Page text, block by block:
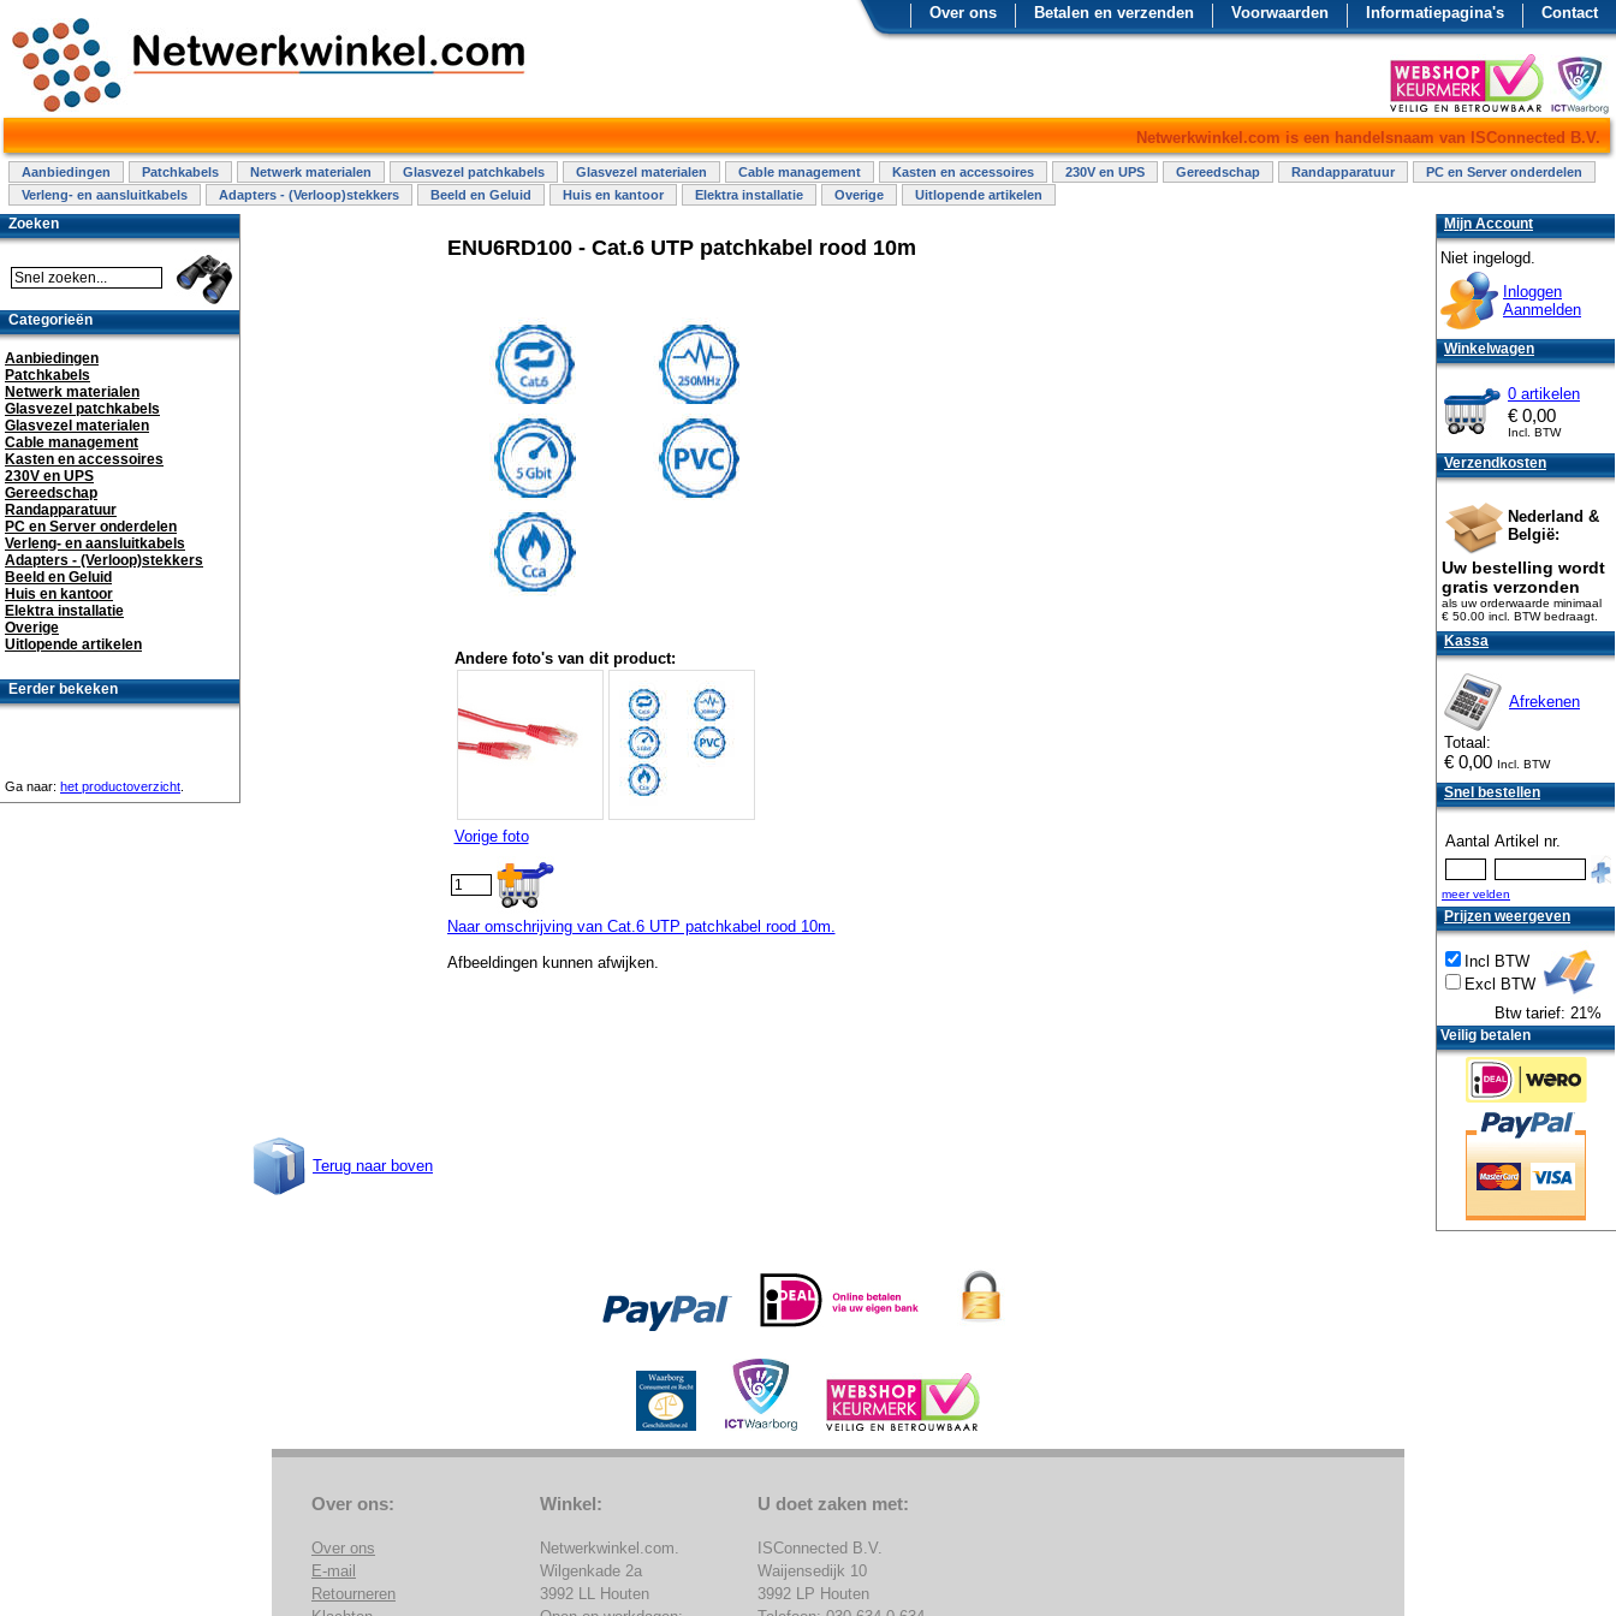
Contact
Informatiepagina's
Voorwaarden
Betalen en verzenden
Over ons
Netwerkwinkel.com is een handelsnaam van ISConnected B.V.
Aanbiedingen Patchkabels Netwerk materialen Glasvezel patchkabels Glasvezel materialen Cable management Kasten en accessoires 230V en UPS Gereedschap Randapparatuur
PC en Server onderdelen
Verleng- en aansluitkabels
Adapters - (Verloop)stekkers Beeld en Geluid Huis en kantoor Elektra installatie Overige Uitlopende artikelen
ENU6RD100 - Cat.6 UTP patchkabel rood 10m
Andere foto's van dit product:
Vorige foto
Naar omschrijving van Cat.6 UTP patchkabel rood 10m.
Afbeeldingen kunnen afwijken.
Terug naar boven
Zoeken
Categorieën
Aanbiedingen
Patchkabels
Netwerk materialen
Glasvezel patchkabels
Glasvezel materialen
Cable management
Kasten en accessoires
230V en UPS
Gereedschap
Randapparatuur
PC en Server onderdelen
Verleng- en aansluitkabels
Adapters - (Verloop)stekkers
Beeld en Geluid
Huis en kantoor
Elektra installatie
Overige
Uitlopende artikelen
Eerder bekeken
Ga naar: het productoverzicht
Mijn Account
Niet ingelogd.
Inloggen
Aanmelden
Winkelwagen
0 artikelen
€ 0,00
Incl. BTW
Verzendkosten
Nederland &
België:
Uw bestelling wordt
gratis verzonden
als uw orderwaarde minimaal
€ 50.00 incl. BTWbedraagt.
Kassa
Afrekenen
Totaal:
€ 0,00 Incl. BTW
Snel bestellen
Aantal Artikel nr.
meer velden
Prijzen weergeven
Incl BTW
Excl BTW
Btw tarief: 21%
Veilig betalen
Over ons:
Over ons
E-mail
Retourneren
Winkel:
Netwerkwinkel.com.
Wilgenkade 2a
3992 LL Houten
U doet zaken met:
ISConnected B.V.
Waijensedijk 10
3992 LP Houten